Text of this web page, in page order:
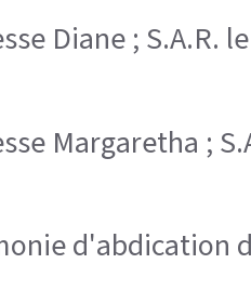
Diane ; S.A.R.
Margaretha ;
d'abdication